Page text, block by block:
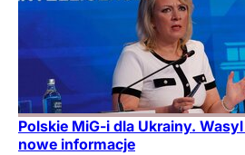
Polskie MiG-i dla Ukrainy.
nowe informacje